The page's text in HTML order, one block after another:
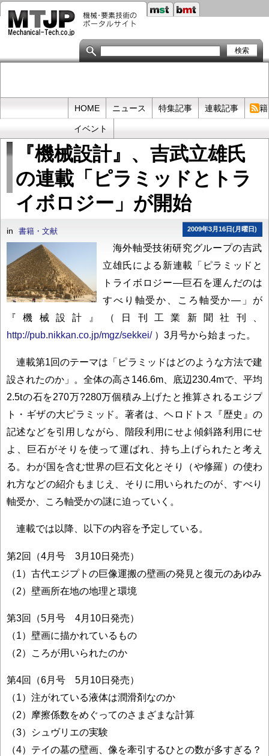
メ
イ
テ
HOME ニュース 特集記事 連載記事 書
イベント
『機械設計』、吉武立雄氏
の連載「ピラミッドとトラ
イボロジー」が開始
2009年3月16日(月曜日)
in 書籍・文献
海外軸受技術研究グループの吉武
立雄氏による新連載「ピラミッドと
トライボロジー―巨石を運んだのは
すべり軸受か、ころ軸受か―」が
『機械設計』（日刊工業新聞社刊、
http://pub.nikkan.co.jp/mgz/sekkei/）3月号から始まった。
連載第1回のテーマは「ピラミッドはどのような方法で建
設されたのか」。全体の高さ146.6m、底辺230.4mで、平均
2.5tの石を270万?280万個積み上げたと推算されるエジプ
ト・ギザの大ピラミッド。著者は、ヘロドトス『歴史』の
記述などを引用しながら、階段利用にせよ傾斜路利用にせ
よ、巨石がそりを使って運ばれ、持ち上げられたと考え
る。わが国を含む世界の巨石文化とそり（や修羅）の使わ
れ方などの紹介もまじえ、そりに用いられたのが、すべり
軸受か、ころ軸受かの謎に迫っていく。
連載では以降、以下の内容を予定している。
第2回（4月号 3月10日発売）
（1）古代エジプトの巨像運搬の壁画の発見と復元のあゆみ
（2）壁画所在地の地理と環境
第3回（5月号 4月10日発売）
（1）壁画に描かれているもの
（2）ころが用いられたのか
第4回（6月号 5月10日発売）
（1）注がれている液体は潤滑剤なのか
（2）摩擦係数をめぐってのさまざまな計算
（3）シュヴリエの実験
（4）テイの墓の壁画、像を牽引するひとの数が多すぎる？